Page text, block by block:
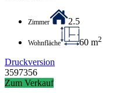
Zimmer 2.5
Wohnfläche 60 m2
Druckversion
3597356
Zum Verkauf